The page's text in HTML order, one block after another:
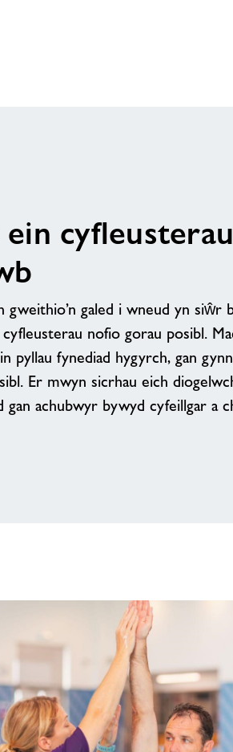
ein
gweithio’n galed i wneud yn siŵr
cyfleusterau nofio gorau posibl.
pyllau fynediad hygyrch, gan
Er mwyn sicrhau eich
gan achubwyr bywyd cyfeillgar a